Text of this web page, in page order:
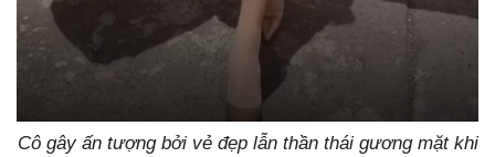
Cô gây ấn tượng bởi vẻ đẹp lẫn thần thái gương mặt khi